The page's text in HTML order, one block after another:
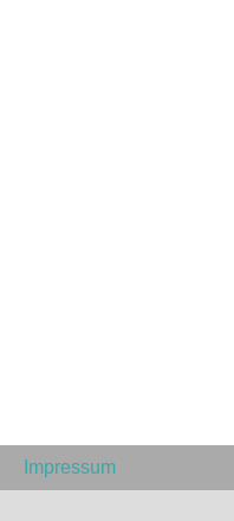
Impressum